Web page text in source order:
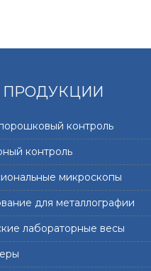
ПРОДУКЦИИ
контроль
контроль
микроскопы
для металлографии
лабораторные весы